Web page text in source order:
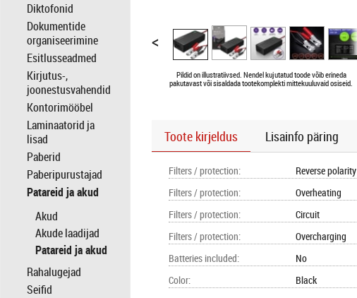
Diktofonid
Dokumentide
organiseerimine
Esitlusseadmed
Kirjutus-,
joonestusvahendid
Kontorimööbel
Laminaatorid ja
lisad
Paberid
Paberipurustajad
Patareid ja akud
Akud
Akude laadijad
Patareid ja akud
Rahalugejad
Seifid
<
Pildid on illustratiivsed. Nendel kujutatud toode võib erineda
pakutavast või sisaldada tootekomplekti mittekuuluvaid osiseid.
Toote kirjeldus Lisainfo päring
Filters / protection:
Reverse polarity
Filters / protection:
Overheating
Filters / protection:
Circuit
Filters / protection:
Overcharging
Batteries included:
No
Color: Black